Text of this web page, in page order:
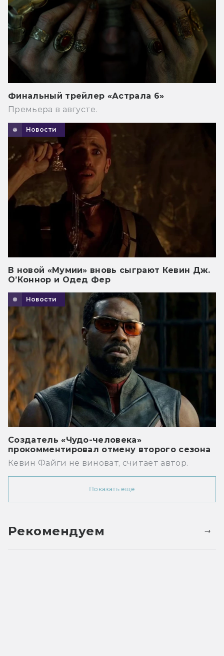
Финальный трейлер «Астрала 6»
Премьера в августе.
Новости
В новой «Мумии» вновь сыграют Кевин Дж.
О’Коннор и Одед Фер
Новости
Создатель «Чудо-человека»
прокомментировал отмену второго сезона
Кевин Файги не виноват, считает автор.
Показать ещё
Рекомендуем